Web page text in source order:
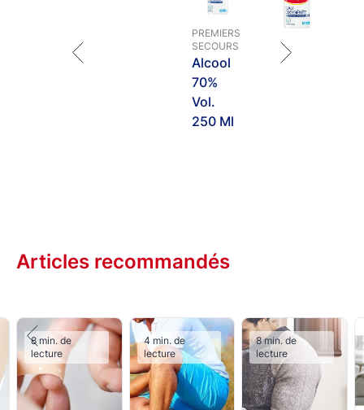
PREMIERS
SECOURS
Alcool
70%
Vol.
250 Ml
Articles recommandés
8 min. de
lecture
4 min. de
lecture
8 min. de
lecture